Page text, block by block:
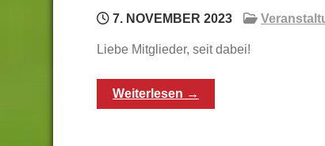
7. NOVEMBER 2023
Liebe Mitglieder, seit dabei!
Weiterlesen →